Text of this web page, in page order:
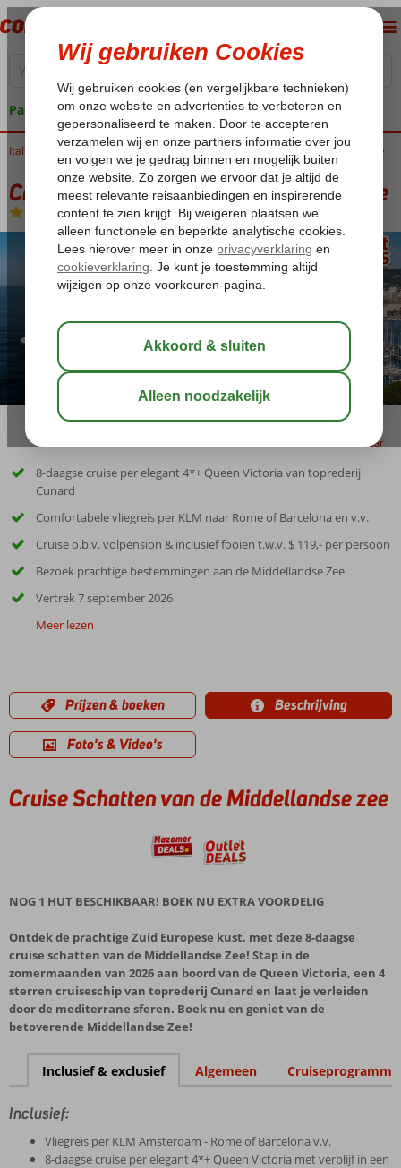
Pakketgarantie
Italië Civitavecchia Cruisereizen Cruise Schatten van de Middellandse zee
Cruise Schatten van de Middellandse zee
Volpension
bewaar
8-daagse cruise per elegant 4*+ Queen Victoria van toprederij
Cunard
Comfortabele vliegreis per KLM naar Rome of Barcelona en v.v.
Cruise o.b.v. volpension & inclusief fooien t.w.v. $ 119,- per persoon
Bezoek prachtige bestemmingen aan de Middellandse Zee
Vertrek 7 september 2026
Meer lezen
Prijzen & boeken Beschrijving
Foto's & Video's
Cruise Schatten van de Middellandse zee
NOG 1 HUT BESCHIKBAAR! BOEK NU EXTRA VOORDELIG
Ontdek de prachtige Zuid Europese kust, met deze 8-daagse
cruise schatten van de Middellandse Zee! Stap in de
zomermaanden van 2026 aan boord van de Queen Victoria, een 4
sterren cruiseschip van toprederij Cunard en laat je verleiden
door de mediterrane sferen. Boek nu en geniet van de
betoverende Middellandse Zee!
Inclusief & exclusief Algemeen Cruiseprogramma
Inclusief:
Vliegreis per KLM Amsterdam - Rome of Barcelona v.v.
8-daagse cruise per elegant 4*+ Queen Victoria met verblijf in een